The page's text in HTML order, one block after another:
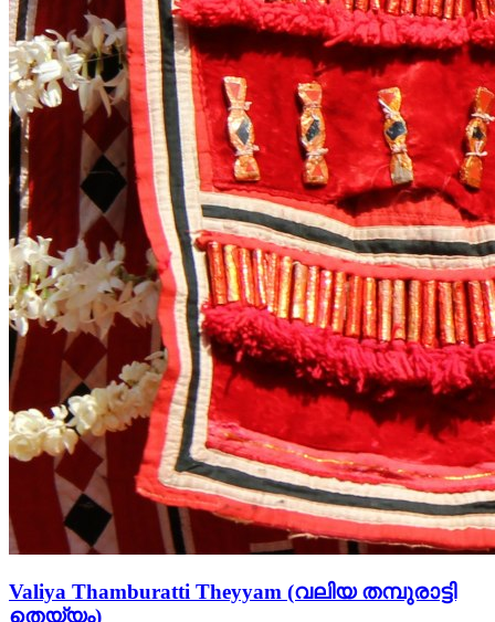
Valiya Thamburatti Theyyam (വലിയ തമ്പുരാട്ടി
തെയ്യം)